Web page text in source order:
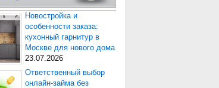
Новостройка и
особенности заказа:
кухонный гарнитур в
Москве для нового дома
23.07.2026
Ответственный выбор
онлайн-займа без